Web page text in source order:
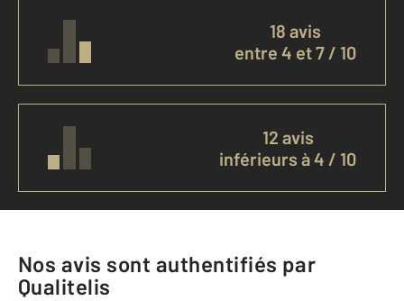
18 avis
entre 4 et 7 / 10
12 avis
inférieurs à 4 / 10
Nos avis sont authentifiés par
Qualitelis